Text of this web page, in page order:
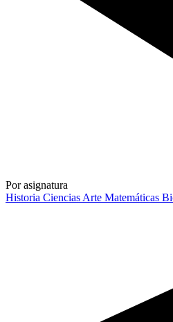
Por asignatura
Historia Ciencias Arte Matemáticas